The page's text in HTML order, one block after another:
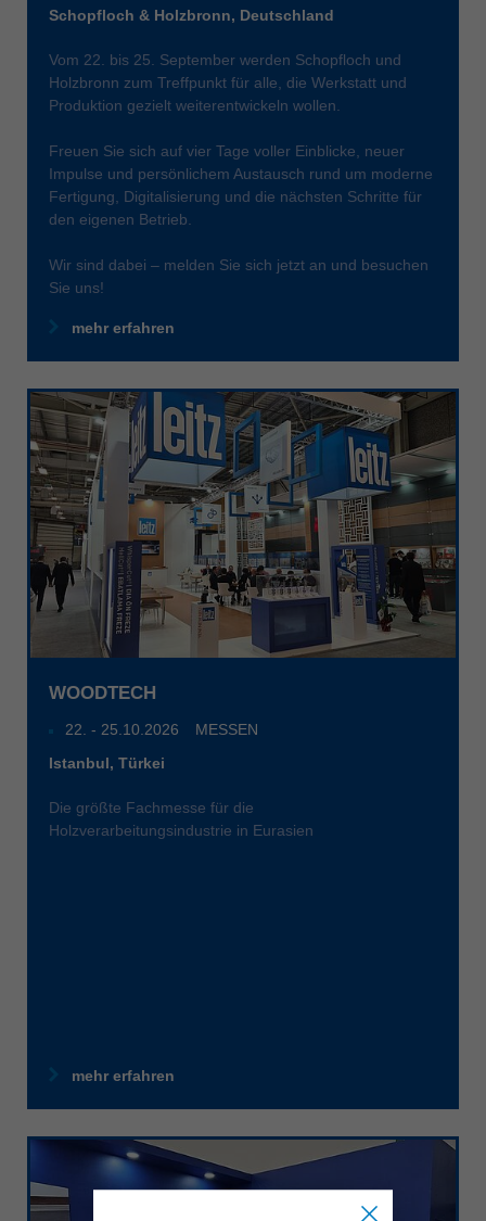
Schopfloch & Holzbronn, Deutschland
Vom 22. bis 25. September werden Schopfloch und
Holzbronn zum Treffpunkt für alle, die Werkstatt und
Produktion gezielt weiterentwickeln wollen.
Freuen Sie sich auf vier Tage voller Einblicke, neuer
Impulse und persönlichem Austausch rund um moderne
Fertigung, Digitalisierung und die nächsten Schritte für
den eigenen Betrieb.
Wir sind dabei – melden Sie sich jetzt an und besuchen
Sie uns!
mehr erfahren
WOODTECH
22 . - 25.10.2026
MESSEN
Istanbul, Türkei
Die größte Fachmesse für die
Holzverarbeitungsindustrie in Eurasien
mehr erfahren